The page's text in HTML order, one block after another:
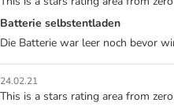
Batterie selbstentladen
Die Batterie war leer noch bevor
24.02.21
This is a stars rating area from